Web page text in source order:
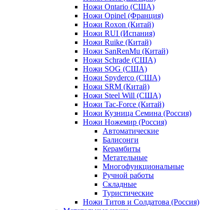
Ножи Ontario (США)
Ножи Opinel (Франция)
Ножи Roxon (Китай)
Ножи RUI (Испания)
Ножи Ruike (Китай)
Ножи SanRenMu (Китай)
Ножи Schrade (США)
Ножи SOG (США)
Ножи Spyderco (США)
Ножи SRM (Китай)
Ножи Steel Will (США)
Ножи Tac-Force (Китай)
Ножи Кузница Семина (Россия)
Ножи Ножемир (Россия)
Автоматические
Балисонги
Керамбиты
Метательные
Многофункциональные
Ручной работы
Складные
Туристические
Ножи Титов и Солдатова (Россия)